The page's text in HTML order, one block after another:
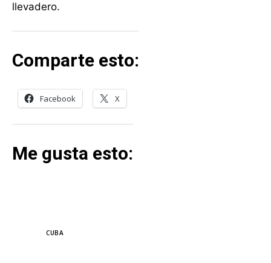
llevadero.
Comparte esto:
Facebook X
Me gusta esto:
CUBA